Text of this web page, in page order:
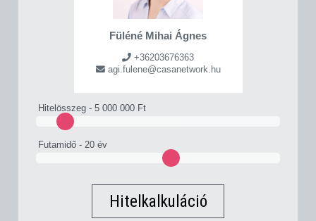
Füléné Mihai Ágnes
+36203676363
agi.fulene@casanetwork.hu
Hitelösszeg -5 000 000 Ft
Futamidő -20 év
Hitelkalkuláció